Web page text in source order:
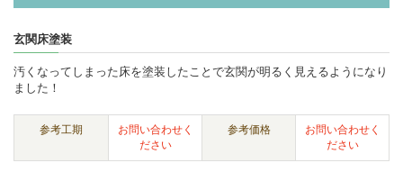
玄関床塗装
汚くなってしまった床を塗装したことで玄関が明るく見えるようになり
ました！
参考工期
お問い合わせく
ださい
参考価格
お問い合わせく
ださい